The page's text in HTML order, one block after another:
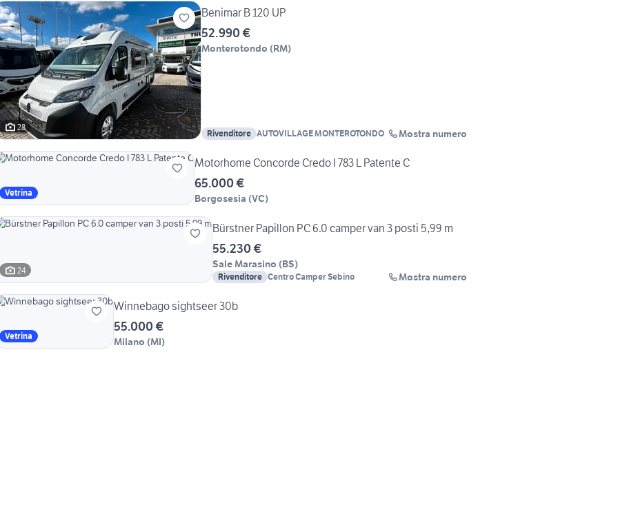
28
Benimar B 120 UP
52.990 €
Monterotondo (RM)
Rivenditore AUTOVILLAGE MONTEROTONDO Mostra numero
Vetrina
Motorhome Concorde Credo I 783 L Patente C
65.000 €
Borgosesia (VC)
24
Bürstner Papillon PC 6.0 camper van 3 posti 5,99 m
55.230 €
Sale Marasino (BS)
Rivenditore Centro Camper Sebino Mostra numero
Vetrina
Winnebago sightseer 30b
55.000 €
Milano (MI)